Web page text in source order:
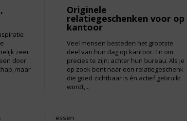
zeer
door
maar
Originele
relatiegeschenken voor op
kantoor
Veel mensen besteden het grootste
deel van hun dag op kantoor. En om
precies te zijn: achter hun bureau. Als je
op zoek bent naar een relatiegeschenk
die goed zichtbaar is én actief gebruikt
wordt,...